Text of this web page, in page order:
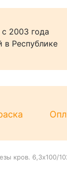
2003 года
в Республике
кров. 6,3х100/